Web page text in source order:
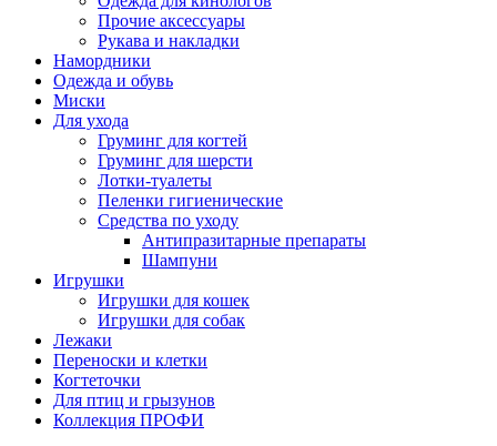
Прочие аксессуары
Рукава и накладки
Намордники
Одежда и обувь
Миски
Для ухода
Груминг для когтей
Груминг для шерсти
Лотки-туалеты
Пеленки гигиенические
Средства по уходу
Антипразитарные препараты
Шампуни
Игрушки
Игрушки для кошек
Игрушки для собак
Лежаки
Переноски и клетки
Когтеточки
Для птиц и грызунов
Коллекция ПРОФИ